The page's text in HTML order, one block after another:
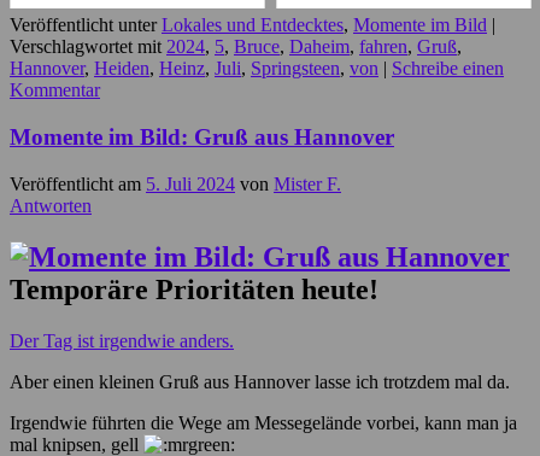
Veröffentlicht unter Lokales und Entdecktes, Momente im Bild |
Verschlagwortet mit 2024, 5, Bruce, Daheim, fahren, Gruß,
Hannover, Heiden, Heinz, Juli, Springsteen, von | Schreibe einen
Kommentar
Momente im Bild: Gruß aus Hannover
Veröffentlicht am 5. Juli 2024 von Mister F.
Antworten
Temporäre Prioritäten heute!
Der Tag ist irgendwie anders.
Aber einen kleinen Gruß aus Hannover lasse ich trotzdem mal da.
Irgendwie führten die Wege am Messegelände vorbei, kann man ja
mal knipsen, gell